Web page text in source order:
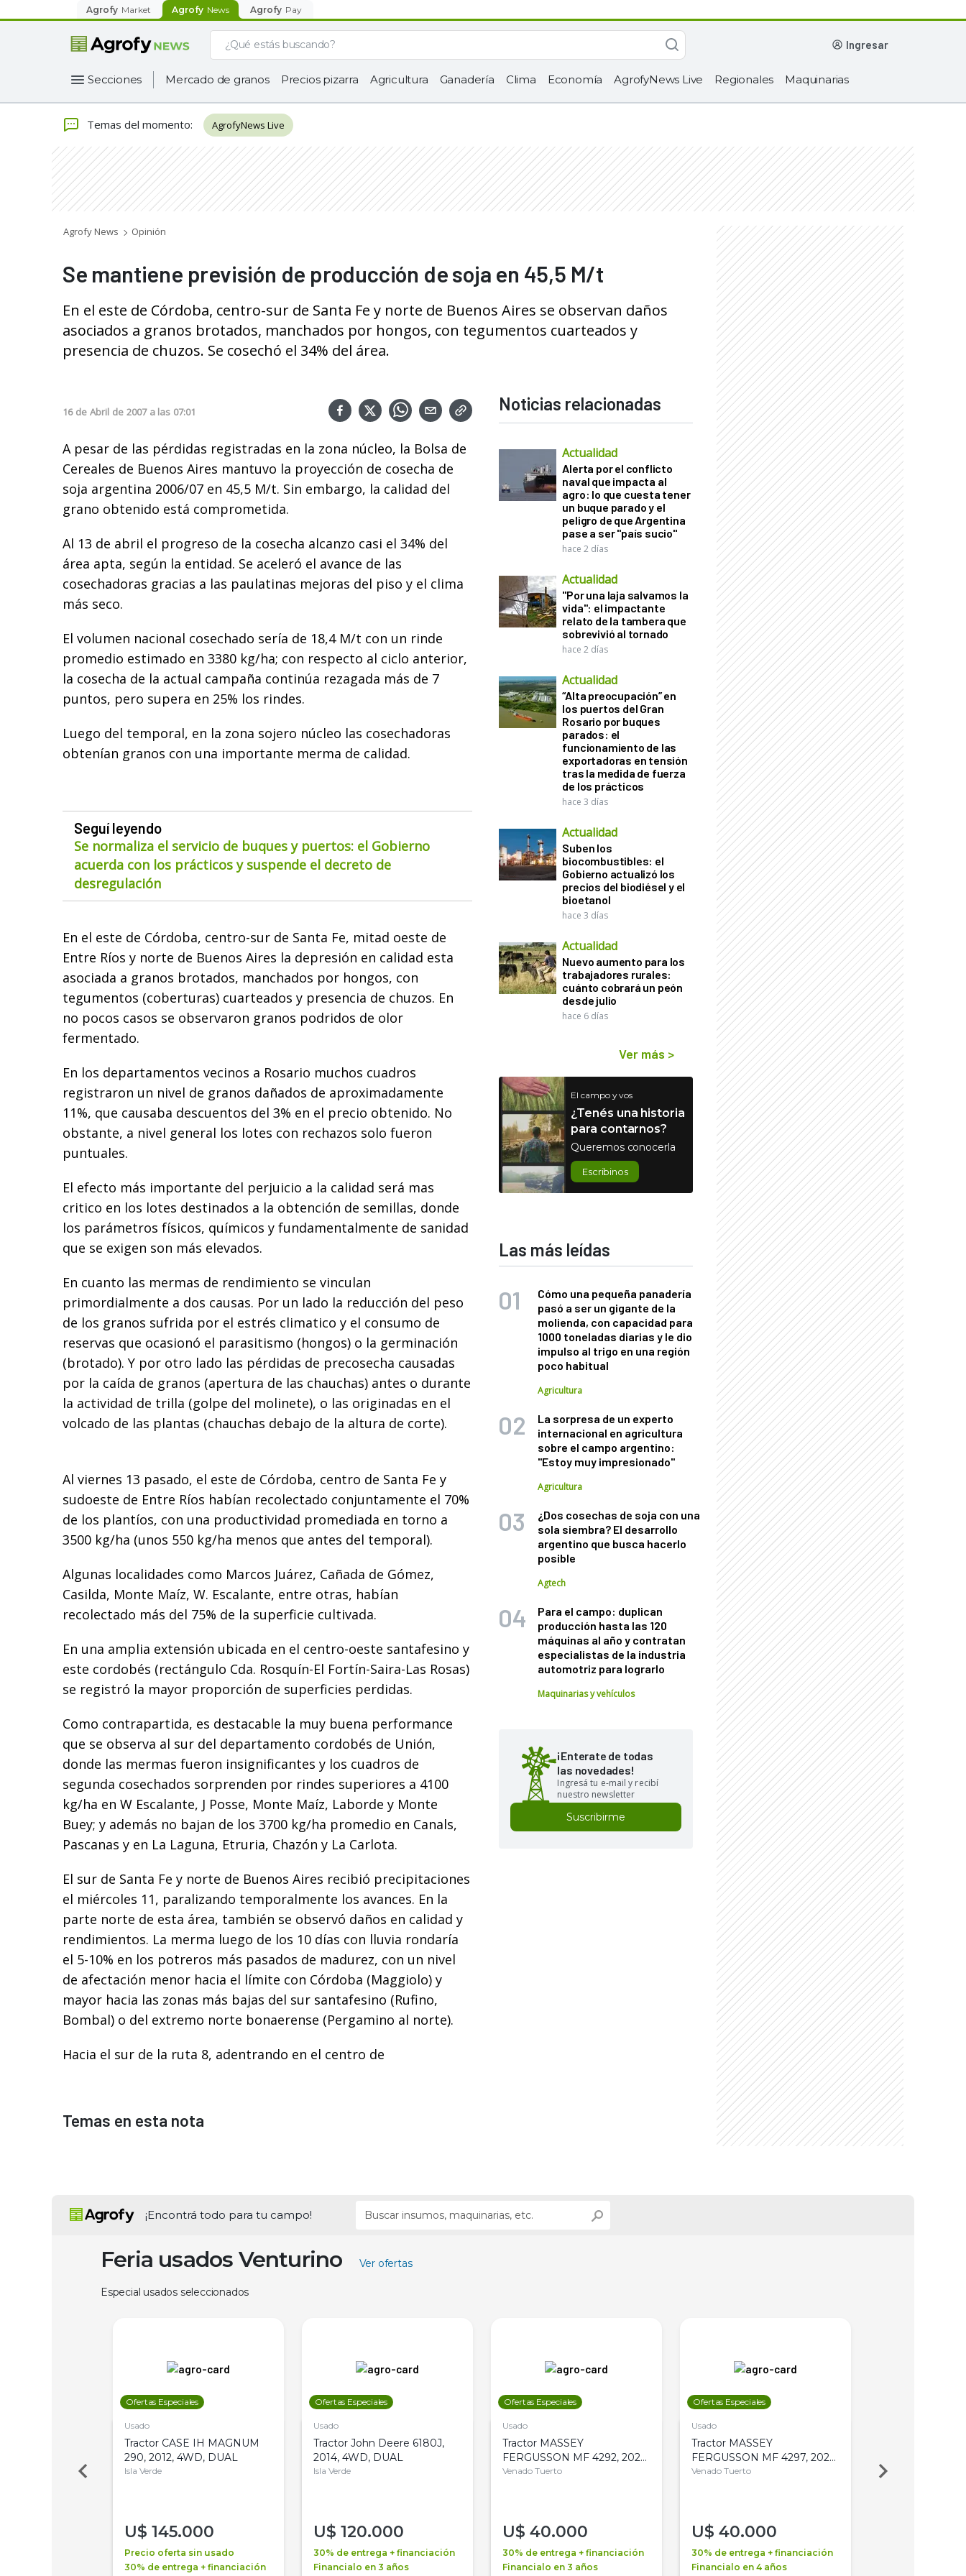
Agrofy Market Agrofy News Agrofy Pay
ingresar
Secciones Mercado de granos Precios pizarra Agricultura Ganadería Clima Economía AgrofyNews Live Regionales Maquinarias
Temas del momento: AgrofyNews Live
Agrofy News Opinión
Se mantiene previsión de producción de soja en 45,5 M/t
En el este de Córdoba, centro-sur de Santa Fe y norte de Buenos Aires se observan daños
asociados a granos brotados, manchados por hongos, con tegumentos cuarteados y
presencia de chuzos. Se cosechó el 34% del área.
16 de Abril de 2007 a las 07:01
A pesar de las pérdidas registradas en la zona núcleo, la Bolsa de
Cereales de Buenos Aires mantuvo la proyección de cosecha de
soja argentina 2006/07 en 45,5 M/t. Sin embargo, la calidad del
grano obtenido está comprometida.
Al 13 de abril el progreso de la cosecha alcanzo casi el 34% del
área apta, según la entidad. Se aceleró el avance de las
cosechadoras gracias a las paulatinas mejoras del piso y el clima
más seco.
El volumen nacional cosechado sería de 18,4 M/t con un rinde
promedio estimado en 3380 kg/ha; con respecto al ciclo anterior,
la cosecha de la actual campaña continúa rezagada más de 7
puntos, pero supera en 25% los rindes.
Luego del temporal, en la zona sojero núcleo las cosechadoras
obtenían granos con una importante merma de calidad.
Seguí leyendo
Se normaliza el servicio de buques y puertos: el Gobierno
acuerda con los prácticos y suspende el decreto de
desregulación
En el este de Córdoba, centro-sur de Santa Fe, mitad oeste de
Entre Ríos y norte de Buenos Aires la depresión en calidad esta
asociada a granos brotados, manchados por hongos, con
tegumentos (coberturas) cuarteados y presencia de chuzos. En
no pocos casos se observaron granos podridos de olor
fermentado.
En los departamentos vecinos a Rosario muchos cuadros
registraron un nivel de granos dañados de aproximadamente
11%, que causaba descuentos del 3% en el precio obtenido. No
obstante, a nivel general los lotes con rechazos solo fueron
puntuales.
El efecto más importante del perjuicio a la calidad será mas
critico en los lotes destinados a la obtención de semillas, donde
los parámetros físicos, químicos y fundamentalmente de sanidad
que se exigen son más elevados.
En cuanto las mermas de rendimiento se vinculan
primordialmente a dos causas. Por un lado la reducción del peso
de los granos sufrida por el estrés climatico y el consumo de
reservas que ocasionó el parasitismo (hongos) o la germinación
(brotado). Y por otro lado las pérdidas de precosecha causadas
por la caída de granos (apertura de las chauchas) antes o durante
la actividad de trilla (golpe del molinete), o las originadas en el
volcado de las plantas (chauchas debajo de la altura de corte).
Al viernes 13 pasado, el este de Córdoba, centro de Santa Fe y
sudoeste de Entre Ríos habían recolectado conjuntamente el 70%
de los plantíos, con una productividad promediada en torno a
3500 kg/ha (unos 550 kg/ha menos que antes del temporal).
Algunas localidades como Marcos Juárez, Cañada de Gómez,
Casilda, Monte Maíz, W. Escalante, entre otras, habían
recolectado más del 75% de la superficie cultivada.
En una amplia extensión ubicada en el centro-oeste santafesino y
este cordobés (rectángulo Cda. Rosquín-El Fortín-Saira-Las Rosas)
se registró la mayor proporción de superficies perdidas.
Como contrapartida, es destacable la muy buena performance
que se observa al sur del departamento cordobés de Unión,
donde las mermas fueron insignificantes y los cuadros de
segunda cosechados sorprenden por rindes superiores a 4100
kg/ha en W Escalante, J Posse, Monte Maíz, Laborde y Monte
Buey; y además no bajan de los 3700 kg/ha promedio en Canals,
Pascanas y en La Laguna, Etruria, Chazón y La Carlota.
El sur de Santa Fe y norte de Buenos Aires recibió precipitaciones
el miércoles 11, paralizando temporalmente los avances. En la
parte norte de esta área, también se observó daños en calidad y
rendimientos. La merma luego de los 10 días con lluvia rondaría
el 5-10% en los potreros más pasados de madurez, con un nivel
de afectación menor hacia el límite con Córdoba (Maggiolo) y
mayor hacia las zonas más bajas del sur santafesino (Rufino,
Bombal) o del extremo norte bonaerense (Pergamino al norte).
Hacia el sur de la ruta 8, adentrando en el centro de
Noticias relacionadas
Actualidad
Alerta por el conflicto
naval que impacta al
agro: lo que cuesta tener
un buque parado y el
peligro de que Argentina
pase a ser "país sucio"
hace 2 días
Actualidad
"Por una laja salvamos la
vida": el impactante
relato de la tambera que
sobrevivió al tornado
hace 2 días
Actualidad
“Alta preocupación” en
los puertos del Gran
Rosario por buques
parados: el
funcionamiento de las
exportadoras en tensión
tras la medida de fuerza
de los prácticos
hace 3 días
Actualidad
Suben los
biocombustibles: el
Gobierno actualizó los
precios del biodiésel y el
bioetanol
hace 3 días
Actualidad
Nuevo aumento para los
trabajadores rurales:
cuánto cobrará un peón
desde julio
hace 6 días
Ver más >
El campo y vos
¿Tenés una historia
para contarnos?
Queremos conocerla
Escribinos
Las más leídas
Cómo una pequeña panadería
pasó a ser un gigante de la
molienda, con capacidad para
1000 toneladas diarias y le dio
impulso al trigo en una región
poco habitual
Agricultura
La sorpresa de un experto
internacional en agricultura
sobre el campo argentino:
"Estoy muy impresionado"
Agricultura
¿Dos cosechas de soja con una
sola siembra? El desarrollo
argentino que busca hacerlo
posible
Agtech
Para el campo: duplican
producción hasta las 120
máquinas al año y contratan
especialistas de la industria
automotriz para lograrlo
Maquinarias y vehículos
¡Enterate de todas
las novedades!
Ingresá tu e-mail y recibí
nuestro newsletter
Suscribirme
Temas en esta nota
¡Encontrá todo para tu campo!
Feria usados Venturino Ver ofertas
Especial usados seleccionados
Ofertas Especiales
Usado
Tractor CASE IH MAGNUM
290, 2012, 4WD, DUAL
Isla Verde
U$ 145.000
Precio oferta sin usado
30% de entrega + financiación
Ofertas Especiales
Usado
Tractor John Deere 6180J,
2014, 4WD, DUAL
Isla Verde
U$ 120.000
30% de entrega + financiación
Financialo en 3 años
Ofertas Especiales
Usado
Tractor MASSEY
FERGUSSON MF 4292, 2020,
4WD, PATON
Venado Tuerto
U$ 40.000
30% de entrega + financiación
Financialo en 3 años
Ofertas Especiales
Usado
Tractor MASSEY
FERGUSSON MF 4297, 2020,
4WD, PATON
Venado Tuerto
U$ 40.000
30% de entrega + financiación
Financialo en 4 años
Venado Tuerto